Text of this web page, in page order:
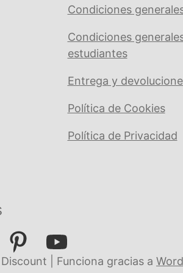
Condiciones
Condiciones
estudiantes
Entrega y
Política de Cookies
Política de Privacidad
| Funciona gracias a